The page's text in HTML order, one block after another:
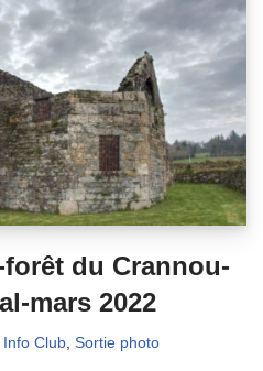
du Crannou-
mars 2022
Info Club, Sortie photo